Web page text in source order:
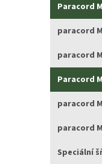
Paracord
paracord
paracord
Paracord
paracord
paracord
Speciální